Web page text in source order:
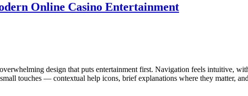
Online Casino Entertainment
design that puts entertainment first. Navigation feels intuitive,
touches — contextual help icons, brief explanations where they matter,